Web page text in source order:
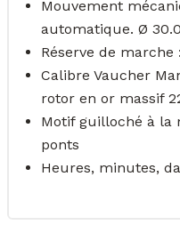
Mouvement
automatique. Ø
Réserve de marche
Calibre Vaucher
rotor en or massif
Motif guilloché à la
ponts
Heures, minutes,